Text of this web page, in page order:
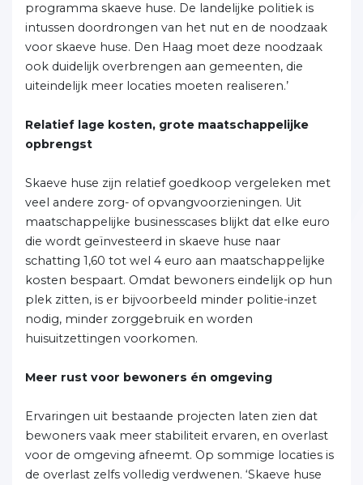
programma skaeve huse. De landelijke politiek is
intussen doordrongen van het nut en de noodzaak
voor skaeve huse. Den Haag moet deze noodzaak
ook duidelijk overbrengen aan gemeenten, die
uiteindelijk meer locaties moeten realiseren.’
Relatief lage kosten, grote maatschappelijke
opbrengst
Skaeve huse zijn relatief goedkoop vergeleken met
veel andere zorg- of opvangvoorzieningen. Uit
maatschappelijke businesscases blijkt dat elke euro
die wordt geïnvesteerd in skaeve huse naar
schatting 1,60 tot wel 4 euro aan maatschappelijke
kosten bespaart. Omdat bewoners eindelijk op hun
plek zitten, is er bijvoorbeeld minder politie-inzet
nodig, minder zorggebruik en worden
huisuitzettingen voorkomen.
Meer rust voor bewoners én omgeving
Ervaringen uit bestaande projecten laten zien dat
bewoners vaak meer stabiliteit ervaren, en overlast
voor de omgeving afneemt. Op sommige locaties is
de overlast zelfs volledig verdwenen. ‘Skaeve huse